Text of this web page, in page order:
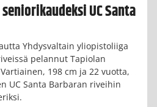
UC Santa
Yhdysvaltain yliopistoliiga
pelannut Tapiolan
198 cm ja 22 vuotta,
UC Santa Barbaran riveihin